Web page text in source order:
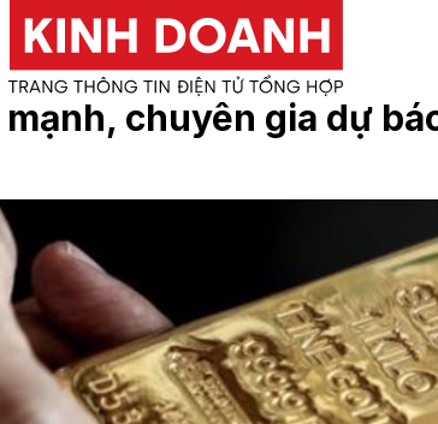
chuyên gia dự